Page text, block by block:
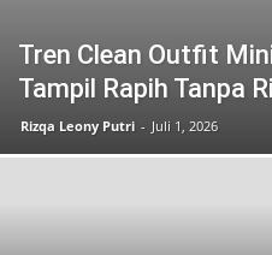
Tren Clean Outfit
Tampil Rapih Tanpa
Rizqa Leony Putri - Juli 1, 2026